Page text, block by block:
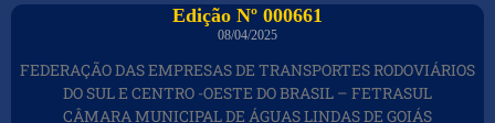
Edição Nº 000661
08/04/2025
FEDERAÇÃO DAS EMPRESAS DE TRANSPORTES RODOVIÁRIOS
DO SUL E CENTRO -OESTE DO BRASIL – FETRASUL
CÂMARA MUNICIPAL DE ÁGUAS LINDAS DE GOIÁS